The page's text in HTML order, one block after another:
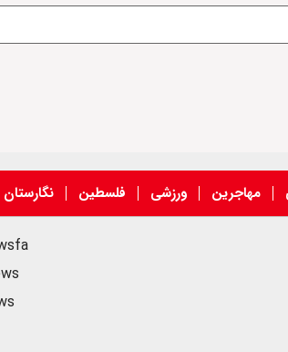
مهاجرین ورزشی فلسطین نگارستان